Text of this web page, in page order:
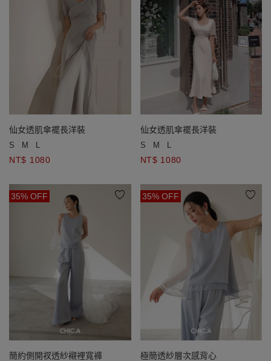
仙女透肌傘襬長洋裝
S M
NT$ 1080
仙女透肌傘襬長洋裝
S M
NT$ 1080
35% OFF
簡約側開衩透紗襯裡寬褲
35% OFF
極簡透紗層次感背心